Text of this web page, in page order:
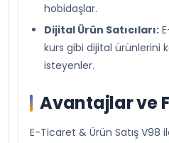
hobidaşlar.
Dijital Ürün Satıcıları:
kurs gibi dijital ürünlerini
isteyenler.
Avantajlar ve
E-Ticaret & Ürün Satış V98